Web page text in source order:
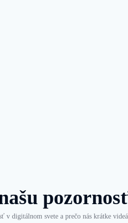
v digitálnom svete a prečo nás krátke